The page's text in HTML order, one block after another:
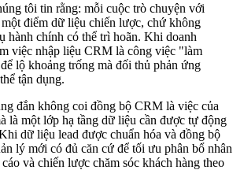
tôi tin rằng: mỗi cuộc trò chuyện với
điểm dữ liệu chiến lược, chứ không
hành chính có thể trì hoãn. Khi doanh
việc nhập liệu CRM là công việc "làm
lộ khoảng trống mà đối thủ phản ứng
tận dụng.
đắn không coi đồng bộ CRM là việc của
là một lớp hạ tầng dữ liệu cần được tự động
dữ liệu lead được chuẩn hóa và đồng bộ
lý mới có đủ căn cứ để tối ưu phân bổ nhân
và chiến lược chăm sóc khách hàng theo